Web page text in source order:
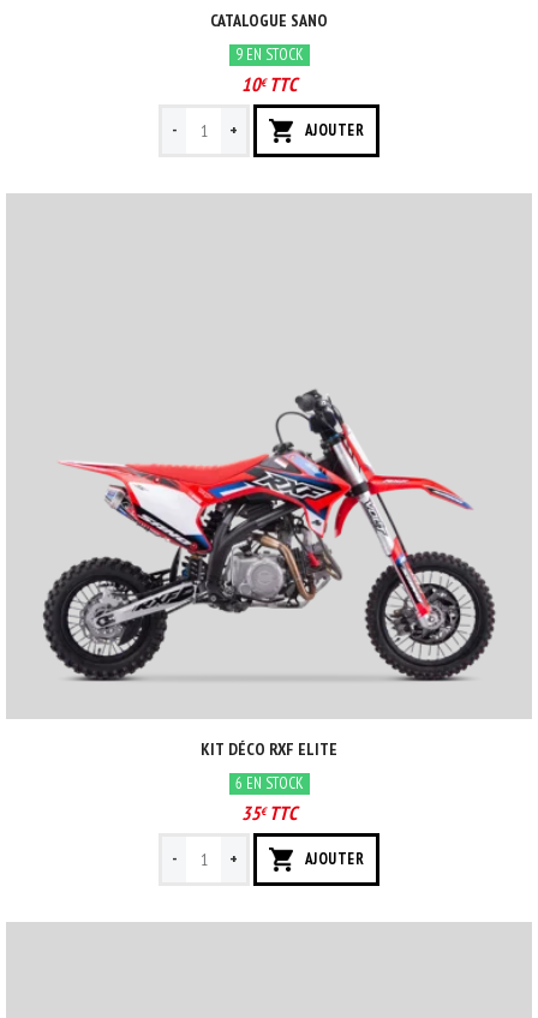
CATALOGUE SANO
9 EN STOCK
10€TTC
- + AJOUTER
KIT DÉCO RXF ELITE
6 EN STOCK
35€TTC
- + AJOUTER